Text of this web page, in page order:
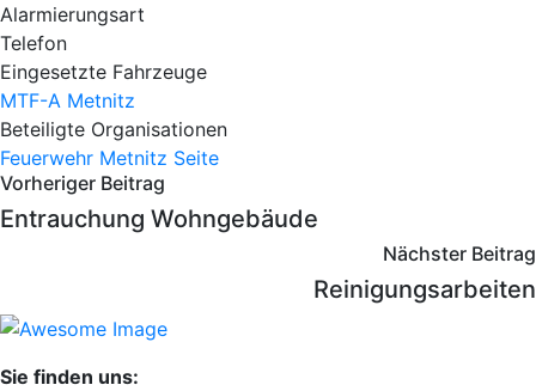
Alarmierungsart
Telefon
Eingesetzte Fahrzeuge
MTF-A Metnitz
Beteiligte Organisationen
Feuerwehr Metnitz Seite
Vorheriger Beitrag
Entrauchung Wohngebäude
Nächster Beitrag
Reinigungsarbeiten
Sie finden uns: